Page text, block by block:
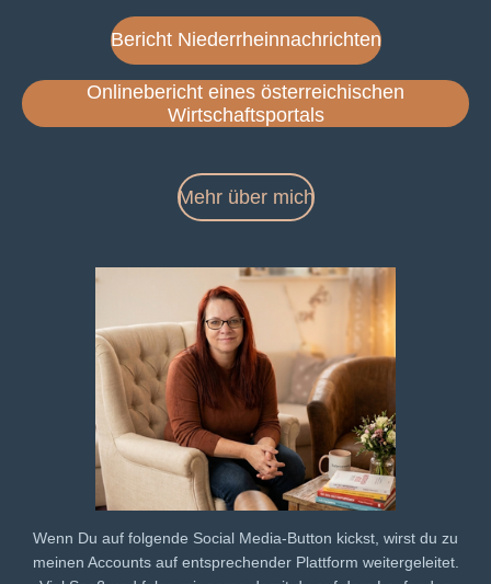
Bericht Niederrheinnachrichten
Onlinebericht eines österreichischen
Wirtschaftsportals
Mehr über mich
Wenn Du auf folgende Social Media-Button kickst, wirst du zu
meinen Accounts auf entsprechender Plattform weitergeleitet.